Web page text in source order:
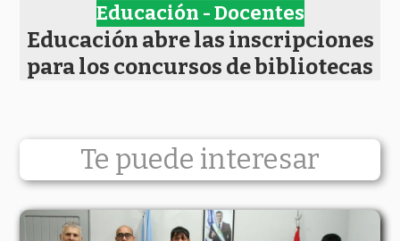
Educación abre las inscripciones
para los concursos de bibliotecas
Educación - Docentes
Te puede interesar